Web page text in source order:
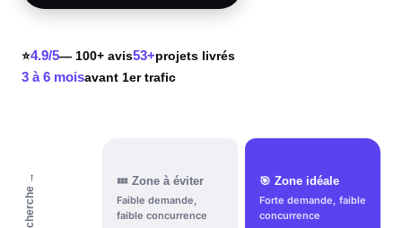
⭐4.9/5— 100+ avis53+projets livrés
3 à 6 moisavant 1er trafic
💤 Zone à éviter
Faible demande,
faible concurrence
🎯 Zone idéale
Forte demande, faible
concurrence